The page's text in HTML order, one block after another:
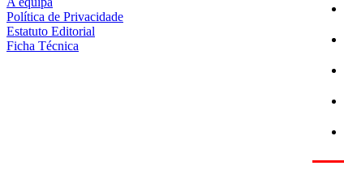
Política de Privacidade
Estatuto Editorial
Ficha Técnica